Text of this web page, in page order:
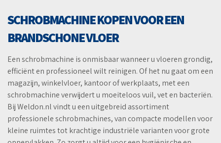
SCHROBMACHINE KOPEN VOOR EEN
BRANDSCHONE VLOER
Een schrobmachine is onmisbaar wanneer u vloeren grondig,
efficiënt en professioneel wilt reinigen. Of het nu gaat om een
magazijn, winkelvloer, kantoor of werkplaats, met een
schrobmachine verwijdert u moeiteloos vuil, vet en bacteriën.
Bij Weldon.nl vindt u een uitgebreid assortiment
professionele schrobmachines, van compacte modellen voor
kleine ruimtes tot krachtige industriële varianten voor grote